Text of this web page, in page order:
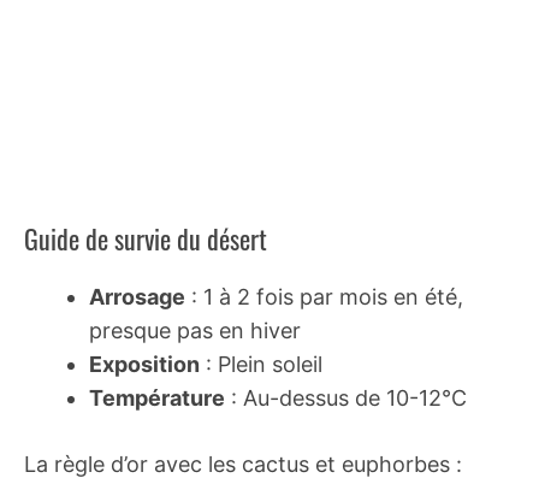
Guide de survie du désert
Arrosage : 1 à 2 fois par mois en été,
presque pas en hiver
Exposition : Plein soleil
Température : Au-dessus de 10-12°C
La règle d’or avec les cactus et euphorbes :